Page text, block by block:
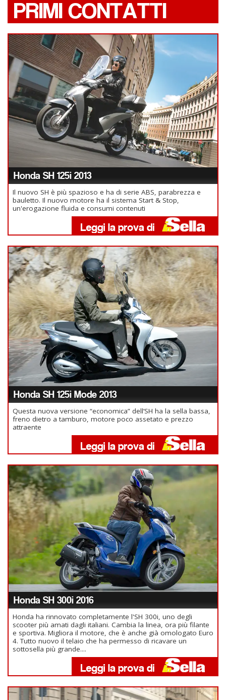
PRIMI CONTATTI
Honda SH 125i 2013
Il nuovo SH è più spazioso e ha di serie ABS, parabrezza e
bauletto. Il nuovo motore ha il sistema Start & Stop,
un'erogazione fluida e consumi contenuti
Honda SH 125i Mode 2013
Questa nuova versione “economica” dell’SH ha la sella bassa,
freno dietro a tamburo, motore poco assetato e prezzo
attraente
Honda SH 300i 2016
Honda ha rinnovato completamente l'SH 300i, uno degli
scooter più amati dagli italiani. Cambia la linea, ora più filante
e sportiva. Migliora il motore, che è anche già omologato Euro
4. Tutto nuovo il telaio che ha permesso di ricavare un
sottosella più grande....